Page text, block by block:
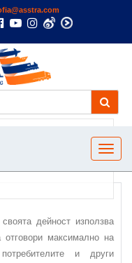
дейност използва
отговори максимално на
и други